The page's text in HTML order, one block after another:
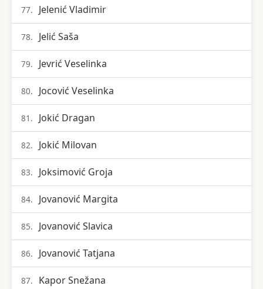
77. Jelenić Vladimir
78. Jelić Saša
79. Jevrić Veselinka
80. Jocović Veselinka
81. Jokić Dragan
82. Jokić Milovan
83. Joksimović Groja
84. Jovanović Margita
85. Jovanović Slavica
86. Jovanović Tatjana
87. Kapor Snežana